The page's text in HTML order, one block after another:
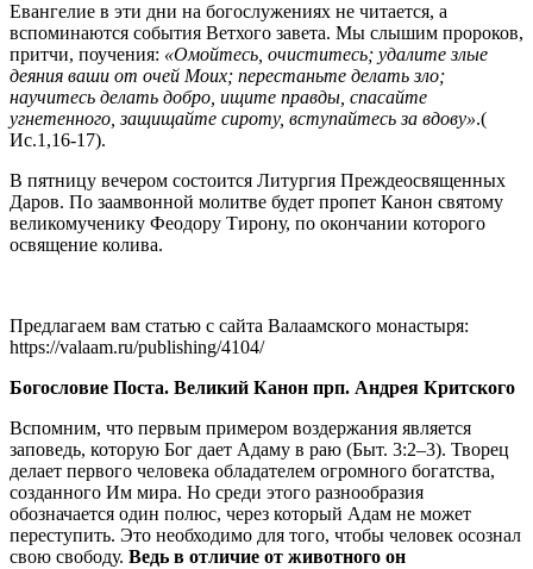
Евангелие в эти дни на богослужениях не читается, а
вспоминаются события Ветхого завета. Мы слышим пророков,
притчи, поучения: «Омойтесь, очиститесь; удалите злые
деяния ваши от очей Моих; перестаньте делать зло;
научитесь делать добро, ищите правды, спасайте
угнетенного, защищайте сироту, вступайтесь за вдову».(
Ис.1,16-17).
В пятницу вечером состоится Литургия Преждеосвященных
Даров. По заамвонной молитве будет пропет Канон святому
великомученику Феодору Тирону, по окончании которого
освящение колива.
Предлагаем вам статью с сайта Валаамского монастыря:
https://valaam.ru/publishing/4104/
Богословие Поста. Великий Канон прп. Андрея Критского
Вспомним, что первым примером воздержания является
заповедь, которую Бог дает Адаму в раю (Быт. 3:2‒3). Творец
делает первого человека обладателем огромного богатства,
созданного Им мира. Но среди этого разнообразия
обозначается один полюс, через который Адам не может
переступить. Это необходимо для того, чтобы человек осознал
свою свободу. Ведь в отличие от животного он